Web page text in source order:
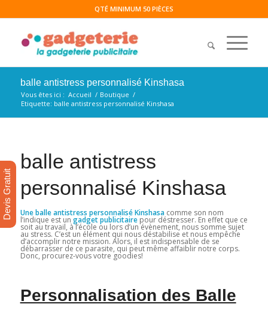
QTÉ MINIMUM 50 PIÈCES
balle antistress personnalisé Kinshasa
Vous êtes ici : Accueil / Boutique /
Etiquette: balle antistress personnalisé Kinshasa
balle antistress
personnalisé Kinshasa
Une balle antistress personnalisé Kinshasacomme son nom
l’indique est un gadget publicitairepour déstresser. En effet que ce
soit au travail, à l’école ou lors d’un évènement, nous somme sujet
au stress. C’est un élément qui nous déstabilise et nous empêche
d’accomplir notre mission. Alors, il est indispensable de se
débarrasser de ce parasite, qui peut même affaiblir notre corps.
Donc, procurez-vous votre goodies!
Personnalisation des Balle
Devis Gratuit